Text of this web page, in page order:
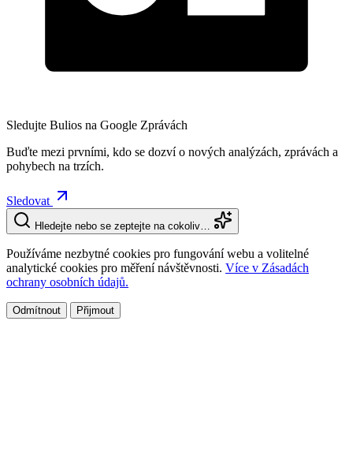
Sledujte Bulios na Google Zprávách
Buďte mezi prvními, kdo se dozví o nových analýzách, zprávách a
pohybech na trzích.
Sledovat
Hledejte nebo se zeptejte na cokoliv…
Používáme nezbytné cookies pro fungování webu a volitelné
analytické cookies pro měření návštěvnosti. Více v Zásadách
ochrany osobních údajů.
Odmítnout Přijmout